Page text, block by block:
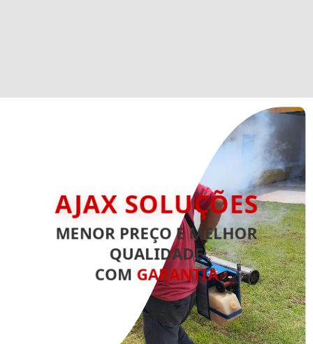
AJAX SOLUÇÕES
MENOR PREÇO E MELHOR
QUALIDADE
COM GARANTIA